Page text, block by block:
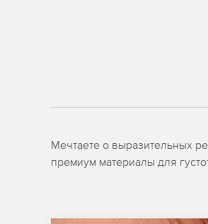
Мечтаете о выразительных
премиум материалы для